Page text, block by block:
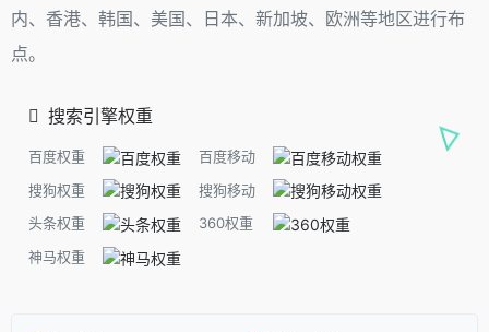
内、香港、韩国、美国、日本、新加坡、欧洲等地区进行布
点。
搜索引擎权重
百度权重
百度移动
搜狗权重
搜狗移动
头条权重
360权重
神马权重